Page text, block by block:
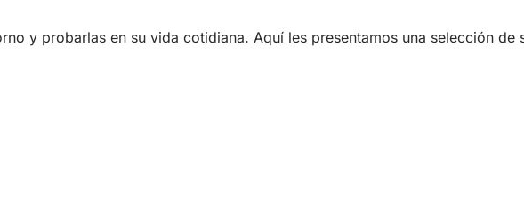
y probarlas en su vida cotidiana. Aquí les presentamos una selección